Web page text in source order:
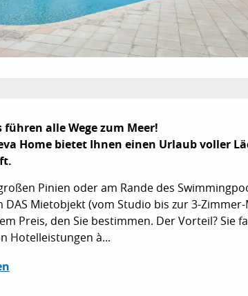
führen alle Wege zum Meer!
Home bietet Ihnen einen Urlaub voller
Pinien oder am Rande des
Mietobjekt (vom Studio bis zur 3-
Preis, den Sie bestimmen. Der Vorteil? Sie
Hotelleistungen à...